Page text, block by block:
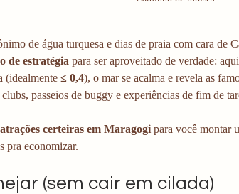
de água turquesa e dias de praia com cara de
de estratégia para ser aproveitado de verdade:
(idealmente ≤ 0,4), o mar se acalma e revela as
passeios de buggy e experiências de fim de
certeiras em Maragogi para você montar
pra economizar.
(sem cair em cilada)